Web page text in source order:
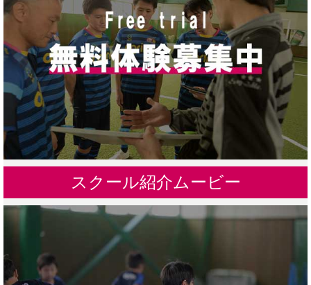
スクール紹介ムービー